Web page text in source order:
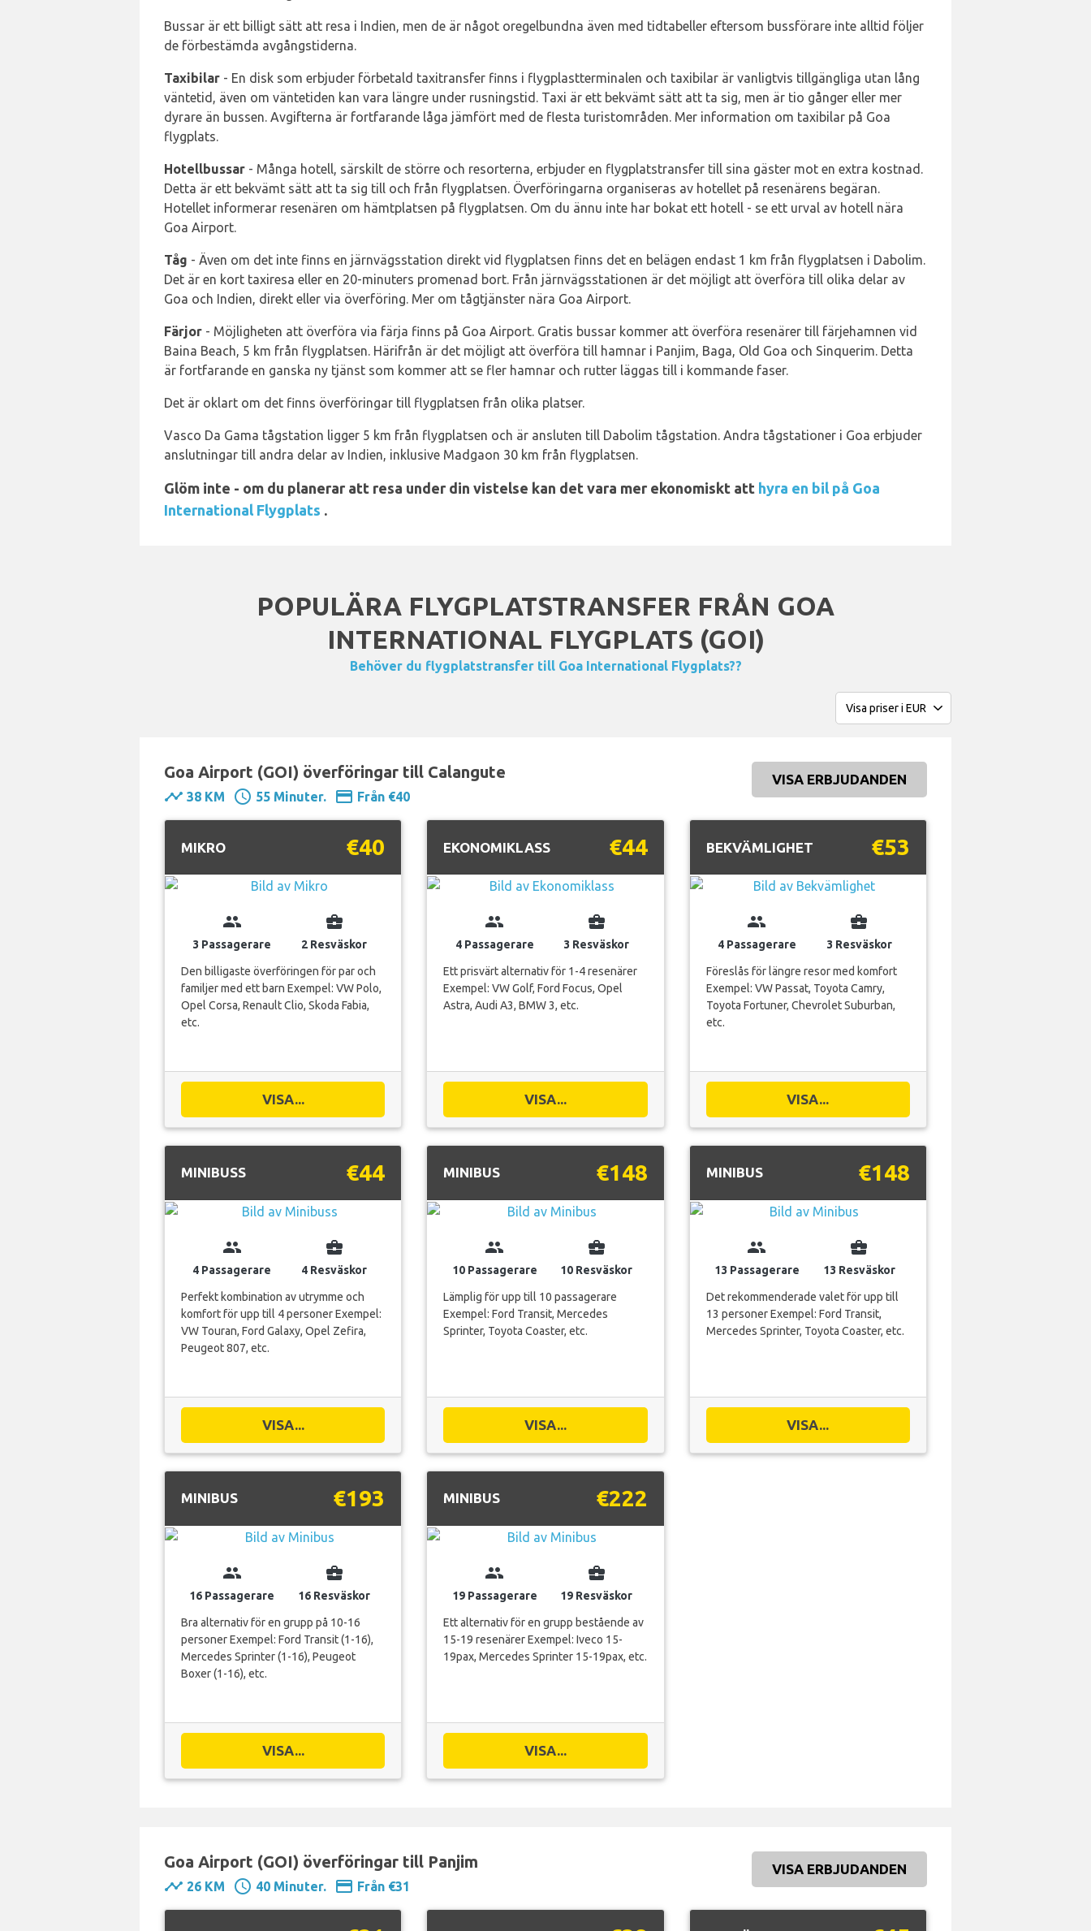
Bussar är ett billigt sätt att resa i Indien, men de är något oregelbundna även med tidtabeller eftersom bussförare inte alltid följer
de förbestämda avgångstiderna.
Taxibilar - En disk som erbjuder förbetald taxitransfer finns i flygplastterminalen och taxibilar är vanligtvis tillgängliga utan lång
väntetid, även om väntetiden kan vara längre under rusningstid. Taxi är ett bekvämt sätt att ta sig, men är tio gånger eller mer
dyrare än bussen. Avgifterna är fortfarande låga jämfört med de flesta turistområden. Mer information om taxibilar på Goa
flygplats.
Hotellbussar - Många hotell, särskilt de större och resorterna, erbjuder en flygplatstransfer till sina gäster mot en extra kostnad.
Detta är ett bekvämt sätt att ta sig till och från flygplatsen. Överföringarna organiseras av hotellet på resenärens begäran.
Hotellet informerar resenären om hämtplatsen på flygplatsen. Om du ännu inte har bokat ett hotell - se ett urval av hotell nära
Goa Airport.
Tåg - Även om det inte finns en järnvägsstation direkt vid flygplatsen finns det en belägen endast 1 km från flygplatsen i Dabolim.
Det är en kort taxiresa eller en 20-minuters promenad bort. Från järnvägsstationen är det möjligt att överföra till olika delar av
Goa och Indien, direkt eller via överföring. Mer om tågtjänster nära Goa Airport.
Färjor - Möjligheten att överföra via färja finns på Goa Airport. Gratis bussar kommer att överföra resenärer till färjehamnen vid
Baina Beach, 5 km från flygplatsen. Härifrån är det möjligt att överföra till hamnar i Panjim, Baga, Old Goa och Sinquerim. Detta
är fortfarande en ganska ny tjänst som kommer att se fler hamnar och rutter läggas till i kommande faser.
Det är oklart om det finns överföringar till flygplatsen från olika platser.
Vasco Da Gama tågstation ligger 5 km från flygplatsen och är ansluten till Dabolim tågstation. Andra tågstationer i Goa erbjuder
anslutningar till andra delar av Indien, inklusive Madgaon 30 km från flygplatsen.
Glöm inte - om du planerar att resa under din vistelse kan det vara mer ekonomiskt att hyra en bil på Goa
International Flygplats .
POPULÄRA FLYGPLATSTRANSFER FRÅN GOA
INTERNATIONAL FLYGPLATS (GOI)
Behöver du flygplatstransfer till Goa International Flygplats??
Goa Airport (GOI) överföringar till Calangute
timeline 38 KM schedule 55 Minuter. payment Från €40
VISA ERBJUDANDEN
MIKRO €40
group
3 Passagerare
business_center
2 Resväskor
Den billigaste överföringen för par och
familjer med ett barn Exempel: VW Polo,
Opel Corsa, Renault Clio, Skoda Fabia,
etc.
VISA...
EKONOMIKLASS €44
group
4 Passagerare
business_center
3 Resväskor
Ett prisvärt alternativ för 1-4 resenärer
Exempel: VW Golf, Ford Focus, Opel
Astra, Audi A3, BMW 3, etc.
VISA...
BEKVÄMLIGHET €53
group
4 Passagerare
business_center
3 Resväskor
Föreslås för längre resor med komfort
Exempel: VW Passat, Toyota Camry,
Toyota Fortuner, Chevrolet Suburban,
etc.
VISA...
MINIBUSS €44
group
4 Passagerare
business_center
4 Resväskor
Perfekt kombination av utrymme och
komfort för upp till 4 personer Exempel:
VW Touran, Ford Galaxy, Opel Zefira,
Peugeot 807, etc.
VISA...
MINIBUS €148
group
10 Passagerare
business_center
10 Resväskor
Lämplig för upp till 10 passagerare
Exempel: Ford Transit, Mercedes
Sprinter, Toyota Coaster, etc.
VISA...
MINIBUS €148
group
13 Passagerare
business_center
13 Resväskor
Det rekommenderade valet för upp till
13 personer Exempel: Ford Transit,
Mercedes Sprinter, Toyota Coaster, etc.
VISA...
MINIBUS €193
group
16 Passagerare
business_center
16 Resväskor
Bra alternativ för en grupp på 10-16
personer Exempel: Ford Transit (1-16),
Mercedes Sprinter (1-16), Peugeot
Boxer (1-16), etc.
VISA...
MINIBUS €222
group
19 Passagerare
business_center
19 Resväskor
Ett alternativ för en grupp bestående av
15-19 resenärer Exempel: Iveco 15-
19pax, Mercedes Sprinter 15-19pax, etc.
VISA...
Goa Airport (GOI) överföringar till Panjim
timeline 26 KM schedule 40 Minuter. payment Från €31
VISA ERBJUDANDEN